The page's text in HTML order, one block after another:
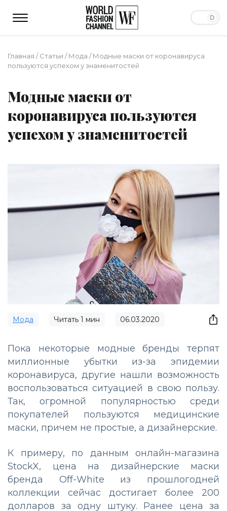
Главная /Статьи /Мода /Модные маски от коронавируса
пользуются успехом у знаменитостей
Модные маски от
коронавируса пользуются
успехом у знаменитостей
Мода Читать 1 мин 06.03.2020
Пока некоторые модные бренды терпят
миллионные убытки из-за эпидемии
коронавируса, другие нашли возможность
воспользоваться ситуацией в свою пользу.
Так, огромной популярностью среди
покупателей пользуются медицинские
маски, причем не простые, а дизайнерские.
К примеру, по данным онлайн-магазина
StockX, цена на дизайнерские маски
бренда Off-White из прошлогодней
коллекции сейчас достигает более 200
долларов за одну штуку. Ранее цена за